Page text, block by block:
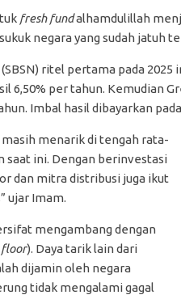
fresh fundalhamdulillah
negara yang sudah jatuh
ritel pertama pada
6,50% per tahun. Kemudian
Imbal hasil dibayarkan
menarik di tengah rata-
saat ini. Dengan berinvestasi
dan mitra distribusi juga ikut
ujar Imam.
mengambang dengan
). Daya tarik lain dari
dijamin oleh negara
tidak mengalami gagal